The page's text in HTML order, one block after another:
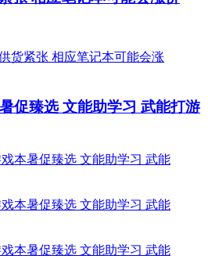
促臻选 文能助学习 武能打游